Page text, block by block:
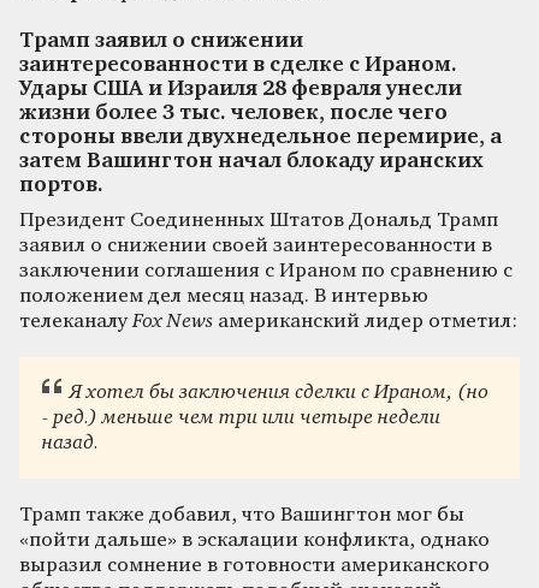
Трамп заявил о снижении
заинтересованности в сделке с Ираном.
Удары США и Израиля 28 февраля унесли
жизни более 3 тыс. человек, после чего
стороны ввели двухнедельное перемирие, а
затем Вашингтон начал блокаду иранских
портов.
Президент Соединенных Штатов Дональд Трамп
заявил о снижении своей заинтересованности в
заключении соглашения с Ираном по сравнению с
положением дел месяц назад. В интервью
телеканалуFox News американский лидер отметил:
Я хотел бы заключения сделки с Ираном, (но
- ред.) меньше чем три или четыре недели
назад.
Трамп также добавил, что Вашингтон мог бы
«пойти дальше» в эскалации конфликта, однако
выразил сомнение в готовности американского